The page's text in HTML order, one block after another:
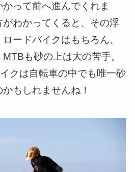
って前へ進んでくれま
わかってくると、その浮
ードバイクはもちろん、
も砂の上は大の苦手。
クは自転車の中でも唯一砂
もしれませんね！